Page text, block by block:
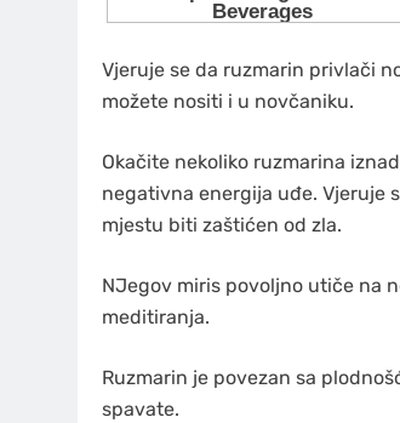
Vjeruje se da ruzmarin privlači
možete nositi i u novčaniku.
Okačite nekoliko ruzmarina
negativna energija uđe. Vjeruje
mjestu biti zaštićen od zla.
NJegov miris povoljno utiče na
meditiranja.
Ruzmarin je povezan sa
spavate.